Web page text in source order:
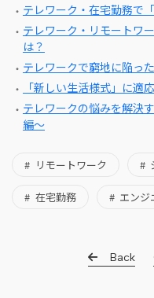
テレワーク・在宅勤務で
テレワーク・リモートワ
は？
テレワークで窮地に陥っ
「新しい生活様式」に適
テレワークの悩みを解決
編～
リモートワーク
在宅勤務 エンジ
Back